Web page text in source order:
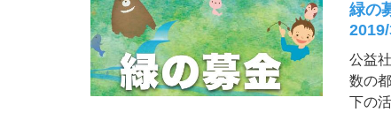
緑の
公益
数の
下の